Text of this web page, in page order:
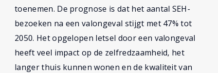
toenemen. De prognose is dat het aantal SEH-
bezoeken na een valongeval stijgt met 47% tot
2050. Het opgelopen letsel door een valongeval
heeft veel impact op de zelfredzaamheid, het
langer thuis kunnen wonen en de kwaliteit van